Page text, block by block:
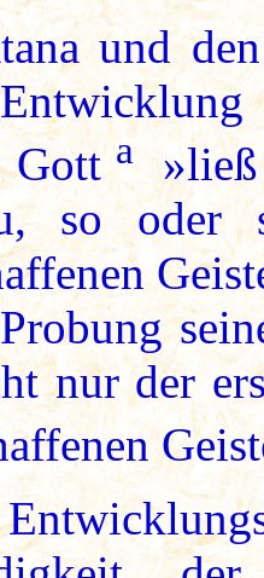
und
Gott a»ließ
so oder
nur der